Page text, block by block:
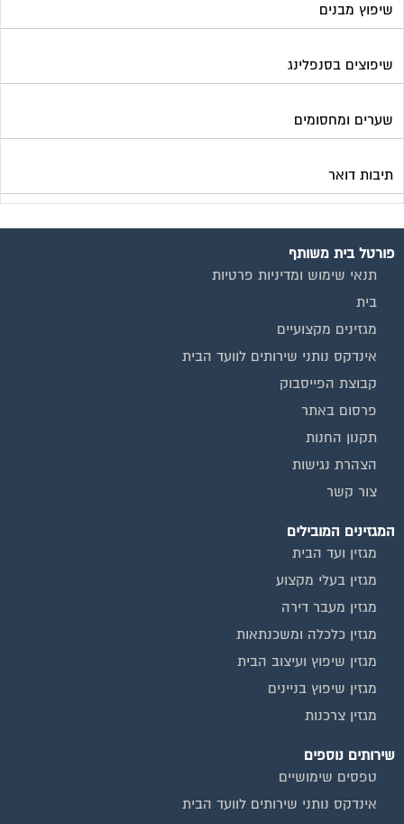
שיפוץ מבנים
שיפוצים בסנפלינג
שערים ומחסומים
תיבות דואר
פורטל בית משותף
תנאי שימוש ומדיניות פרטיות
בית
מגזינים מקצועיים
אינדקס נותני שירותים לוועד הבית
קבוצת הפייסבוק
פרסום באתר
תקנון החנות
הצהרת נגישות
צור קשר
המגזינים המובילים
מגזין ועד הבית
מגזין בעלי מקצוע
מגזין מעבר דירה
מגזין כלכלה ומשכנתאות
מגזין שיפוץ ועיצוב הבית
מגזין שיפוץ בניינים
מגזין צרכנות
שירותים נוספים
טפסים שימושיים
אינדקס נותני שירותים לוועד הבית